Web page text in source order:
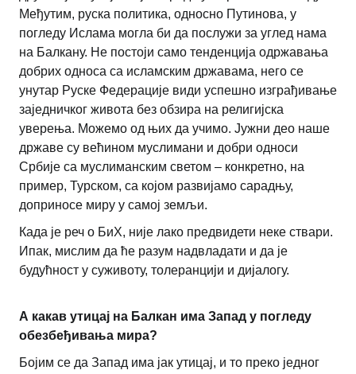
Међутим, руска политика, односно Путинова, у
погледу Ислама могла би да послужи за углед нама
на Балкану. Не постоји само тенденција одржавања
добрих односа са исламским државама, него се
унутар Руске Федерације види успешно изграђивање
заједничког живота без обзира на религијска
уверења. Можемо од њих да учимо. Јужни део наше
државе су већином муслимани и добри односи
Србије са муслиманским светом – конкретно, на
пример, Турском, са којом развијамо сарадњу,
доприносе миру у самој земљи.
Када је реч о БиХ, није лако предвидети неке ствари.
Ипак, мислим да ће разум надвладати и да је
будућност у суживоту, толеранцији и дијалогу.
А какав утицај на Балкан има Запад у погледу
обезбеђивања мира?
Бојим се да Запад има јак утицај, и то преко једног